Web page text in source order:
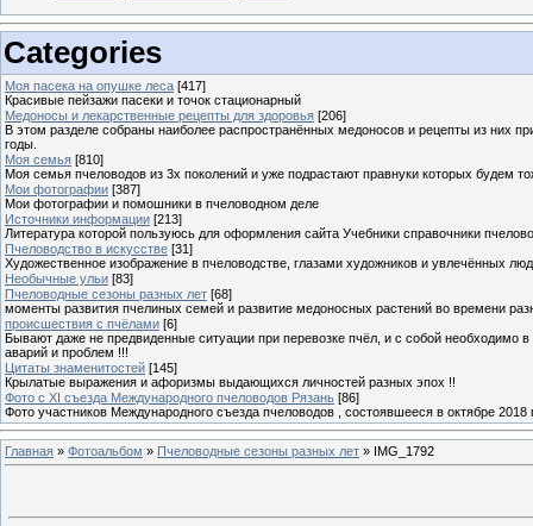
Categories
Моя пасека на опушке леса [417]
Красивые пейзажи пасеки и точок стационарный
Медоносы и лекарственные рецепты для здоровья [206]
В этом разделе собраны наиболее распространённых медоносов и рецепты из них
годы.
Моя семья [810]
Моя семья пчеловодов из 3х поколений и уже подрастают правнуки которых будем
Мои фотографии [387]
Мои фотографии и помошники в пчеловодном деле
Источники информации [213]
Литература которой пользуюсь для оформления сайта Учебники справочники
Пчеловодство в искусстве [31]
Художественное изображение в пчеловодстве, глазами художников и увлечённых
Необычные ульи [83]
Пчеловодные сезоны разных лет [68]
моменты развития пчелиных семей и развитие медоносных растений во времени
происшествия с пчёлами [6]
Бывают даже не предвиденные ситуации при перевозке пчёл, и с собой необходимо
аварий и проблем !!!
Цитаты знаменитостей [145]
Крылатые выражения и афоризмы выдающихся личностей разных эпох !!
Фото с XI съезда Международного пчеловодов Рязань [86]
Фото участников Международного съезда пчеловодов , состоявшееся в октябре 2018
Главная » Фотоальбом » Пчеловодные сезоны разных лет » IMG_1792